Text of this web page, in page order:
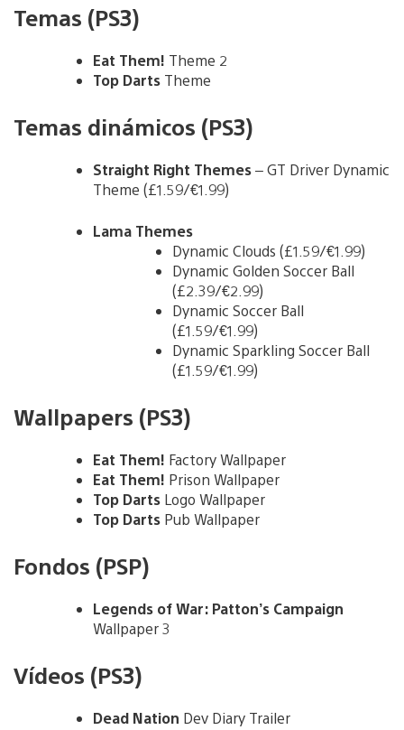
Temas (PS3)
Eat Them! Theme 2
Top Darts Theme
Temas dinámicos (PS3)
Straight Right Themes– GT Driver Dynamic
Theme (£1.59/€1.99)
Lama Themes
Dynamic Clouds (£1.59/€1.99)
Dynamic Golden Soccer Ball
(£2.39/€2.99)
Dynamic Soccer Ball
(£1.59/€1.99)
Dynamic Sparkling Soccer Ball
(£1.59/€1.99)
Wallpapers (PS3)
Eat Them! Factory Wallpaper
Eat Them! Prison Wallpaper
Top Darts Logo Wallpaper
Top Darts Pub Wallpaper
Fondos (PSP)
Legends of War: Patton’s Campaign
Wallpaper 3
Vídeos (PS3)
Dead Nation Dev Diary Trailer